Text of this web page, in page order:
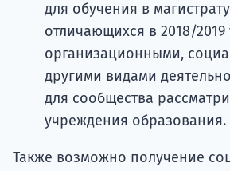
для обучения в
отличающихся в 2018/
организационными,
другими видами
для сообщества
учреждения образования.
Также возможно получение